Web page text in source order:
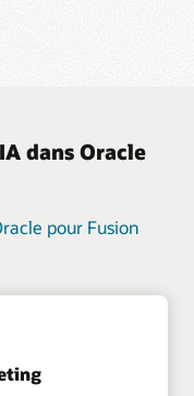
dans Oracle
pour Fusion